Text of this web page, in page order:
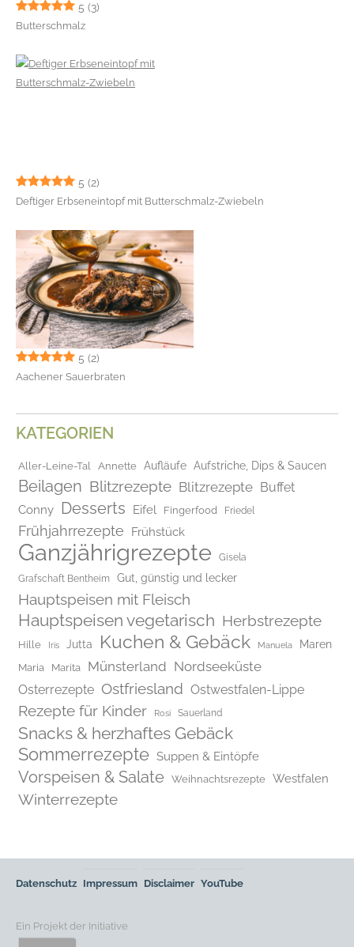
5 (3)
Butterschmalz
5 (2)
Deftiger Erbseneintopf mit Butterschmalz-Zwiebeln
5 (2)
Aachener Sauerbraten
KATEGORIEN
Aller-Leine-Tal Annette Aufläufe Aufstriche, Dips & Saucen
Beilagen Blitzrezepte Blitzrezepte Buffet
Conny Desserts Eifel Fingerfood Friedel
Frühjahrrezepte Frühstück
Ganzjährigrezepte
Gisela
Grafschaft Bentheim
Gut, günstig und lecker
Hauptspeisen mit Fleisch
Hauptspeisen vegetarisch Herbstrezepte
Hille Iris Jutta Kuchen & Gebäck Manuela Maren
Maria Marita Münsterland Nordseeküste
Osterrezepte Ostfriesland Ostwestfalen-Lippe
Rezepte für Kinder Rosi Sauerland
Snacks & herzhaftes Gebäck
Sommerrezepte Suppen & Eintöpfe
Vorspeisen & Salate Weihnachtsrezepte Westfalen
Winterrezepte
Datenschutz Impressum Disclaimer YouTube
Ein Projekt der Initiative